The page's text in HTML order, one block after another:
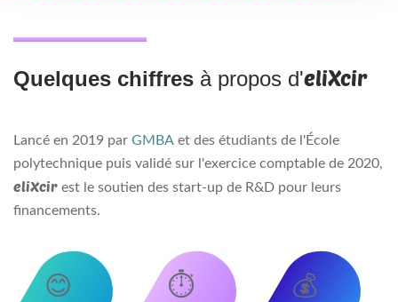
Quelques chiffres à propos d'eliXcir
Lancé en 2019 par GMBA et des étudiants de l'École
polytechnique puis validé sur l'exercice comptable de 2020,
eliXcir est le soutien des start-up de R&D pour leurs
financements.
😊 ⏱️ 💰